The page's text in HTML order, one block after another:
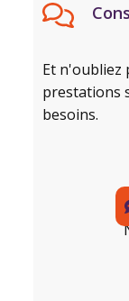
Et n'oubliez
prestations
besoins.